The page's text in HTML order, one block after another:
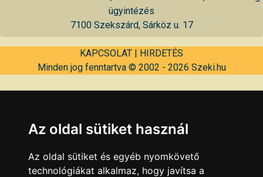
ügyintézés
7100 Szekszárd, Sárköz u. 17
KAPCSOLAT | HIRDETÉS
Minden jog fenntartva © 2002 - 2026 Szeki.hu
Az oldal sütiket használ
Az oldal sütiket és egyéb nyomkövető
technológiákat alkalmaz, hogy javítsa a